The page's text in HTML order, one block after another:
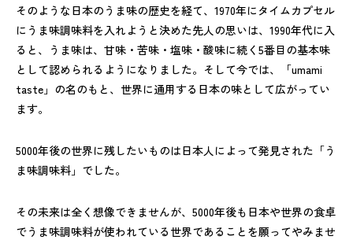
そのような日本のうま味の歴史を経て、1970年にタイムカプセル
にうま味調味料を入れようと決めた先人の思いは、1990年代に入
ると、うま味は、甘味・苦味・塩味・酸味に続く5番目の基本味
として認められるようになりました。そして今では、「umami
taste」の名のもと、世界に通用する日本の味として広がってい
ます。
5000年後の世界に残したいものは日本人によって発見された「う
ま味調味料」でした。
その未来は全く想像できませんが、5000年後も日本や世界の食卓
でうま味調味料が使われている世界であることを願ってやみませ